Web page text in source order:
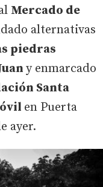
Mercado de
alternativas
piedras
y enmarcado
Santa
en Puerta
ayer.